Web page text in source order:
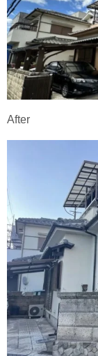
After